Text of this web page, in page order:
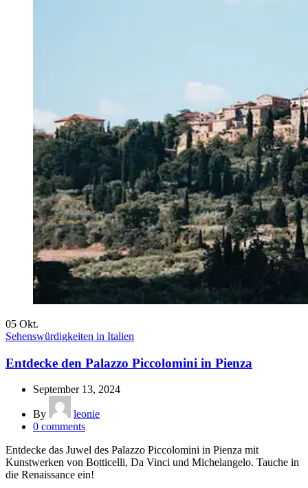
05 Okt.
Sehenswürdigkeiten in Italien
Entdecke den Palazzo Piccolomini in Pienza
September 13, 2024
By
leonie
0 comments
Entdecke das Juwel des Palazzo Piccolomini in Pienza mit
Kunstwerken von Botticelli, Da Vinci und Michelangelo. Tauche in
die Renaissance ein!